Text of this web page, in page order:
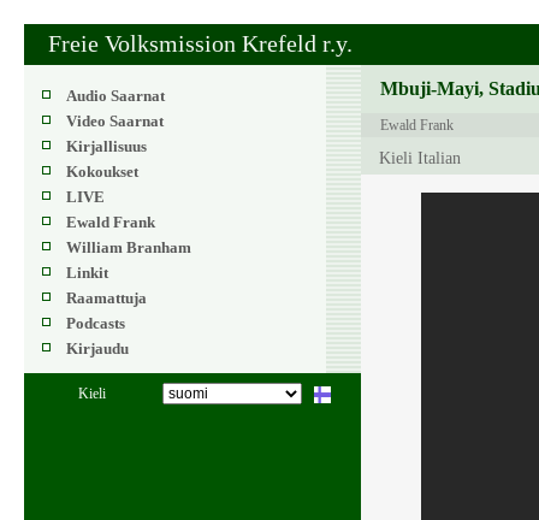
Freie Volksmission Krefeld r.y.
Audio Saarnat
Video Saarnat
Kirjallisuus
Kokoukset
LIVE
Ewald Frank
William Branham
Linkit
Raamattuja
Podcasts
Kirjaudu
Kieli
Mbuji-Mayi,
Ewald Frank
Kieli Italian